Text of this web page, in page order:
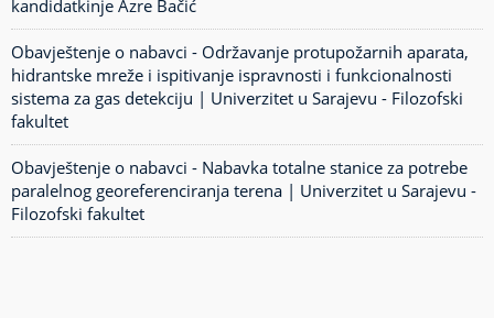
kandidatkinje Azre Bačić
Obavještenje o nabavci - Održavanje protupožarnih aparata,
hidrantske mreže i ispitivanje ispravnosti i funkcionalnosti
sistema za gas detekciju | Univerzitet u Sarajevu - Filozofski
fakultet
Obavještenje o nabavci - Nabavka totalne stanice za potrebe
paralelnog georeferenciranja terena | Univerzitet u Sarajevu -
Filozofski fakultet